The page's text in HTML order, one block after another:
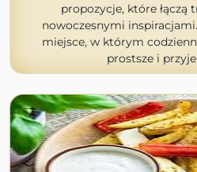
propozycje, które łączą
nowoczesnymi inspiracjami.
miejsce, w którym
prostsze i